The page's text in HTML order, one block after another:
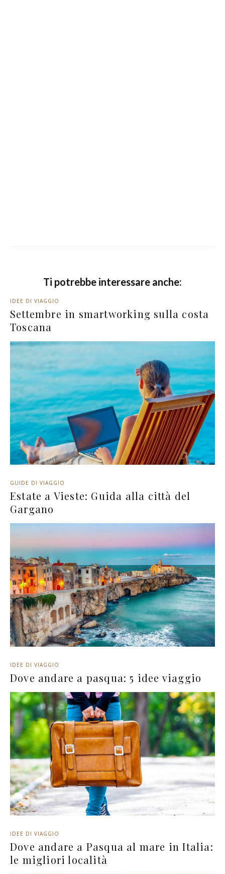
Ti potrebbe interessare anche:
IDEE DI VIAGGIO
Settembre in smartworking sulla costa
Toscana
GUIDE DI VIAGGIO
Estate a Vieste: Guida alla città del
Gargano
IDEE DI VIAGGIO
Dove andare a pasqua: 5 idee viaggio
IDEE DI VIAGGIO
Dove andare a Pasqua al mare in Italia:
le migliori località